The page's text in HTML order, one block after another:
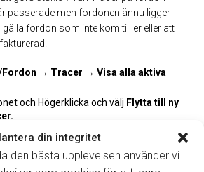
din integritet
den bästa upplevelsen använder vi
passerade men fordonen ännu ligger
gälla fordon som inte kom till er eller att
Fordon → Tracer → Visa alla aktiva
och Högerklicka och välj Flytta till ny
.
från Tracer